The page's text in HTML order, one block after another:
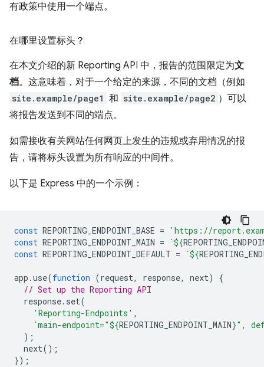
有政策中使用一个端点。
在哪里设置标头？
在本文介绍的新 Reporting API 中，报告的范围限定为文
档。这意味着，对于一个给定的来源，不同的文档（例如
site.example/page1 和 site.example/page2 ）可以
将报告发送到不同的端点。
如需接收有关网站任何网页上发生的违规或弃用情况的报
告，请将标头设置为所有响应的中间件。
以下是 Express 中的一个示例：
const REPORTING_ENDPOINT_BASE =
'https://
const REPORTING_ENDPOINT_MAIN = `${
const REPORTING_ENDPOINT_DEFAULT = `${
app .use(function (request, response, next)
{
// Set up the Reporting API
response. set(
'Reporting-Endpoints' ,
`main-endpoint="${REPORTING_ENDPOINT_MAIN}",
);
next();
});